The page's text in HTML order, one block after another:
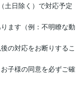
土日除く）で対応予定
ます（例：不明瞭な動
の対応をお断りするこ
子様の同意を必ずご確